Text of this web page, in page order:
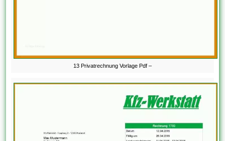
13 Privatrechnung Vorlage Pdf –